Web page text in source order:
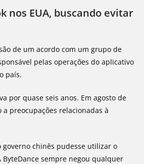
nos EUA, buscando evitar
de um acordo com um grupo de
pelas operações do aplicativo
país.
por quase seis anos. Em agosto de
preocupações relacionadas à
chinês pudesse utilizar o
sempre negou qualquer